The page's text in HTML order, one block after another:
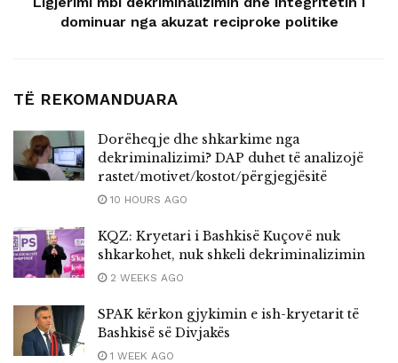
dominuar nga akuzat reciproke politike
TË REKOMANDUARA
Dorëheqje dhe shkarkime nga
dekriminalizimi? DAP duhet të analizojë
rastet/motivet/kostot/përgjegjësitë
10 HOURS AGO
KQZ: Kryetari i Bashkisë Kuçovë nuk
shkarkohet, nuk shkeli dekriminalizimin
2 WEEKS AGO
SPAK kërkon gjykimin e ish-kryetarit të
Bashkisë së Divjakës
1 WEEK AGO